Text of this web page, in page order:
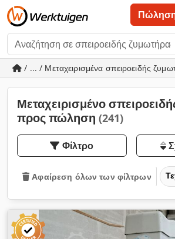
/ ... / Μεταχειρισμένα σπειροειδής
Μεταχειρισμένο
προς πώληση (241)
Φίλτρο
Αφαίρεση όλων των φίλτρων